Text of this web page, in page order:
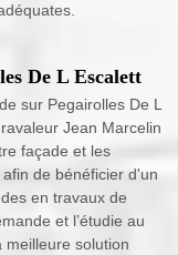
De L Escalett
sur Pegairolles De L
Jean Marcelin
façade et les
de bénéficier d'un
en travaux de
et l’étudie au
meilleure solution